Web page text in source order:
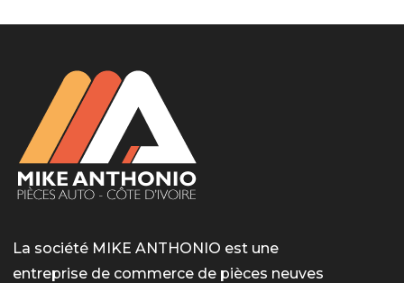
LotoMart
Бай Лото
escort barcelone
https://intimaties.net/es/category/woman-used-
used-panties-es/
eros houston
albanianescort
La société MIKE ANTHONIO est une
entreprise de commerce de pièces neuves